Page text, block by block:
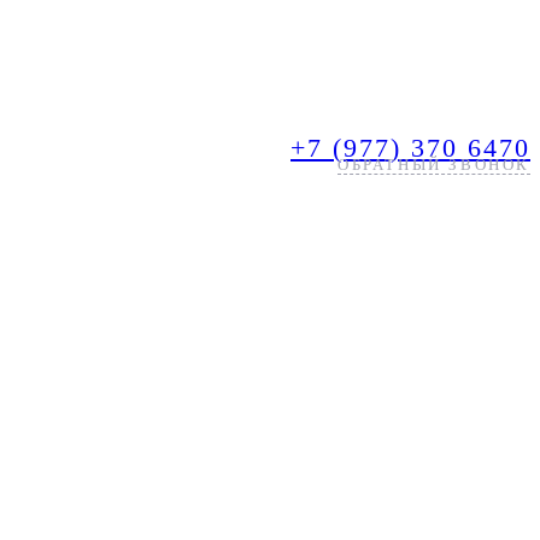
+7 (977) 370 6470
ОБРАТНЫЙ ЗВОНОК